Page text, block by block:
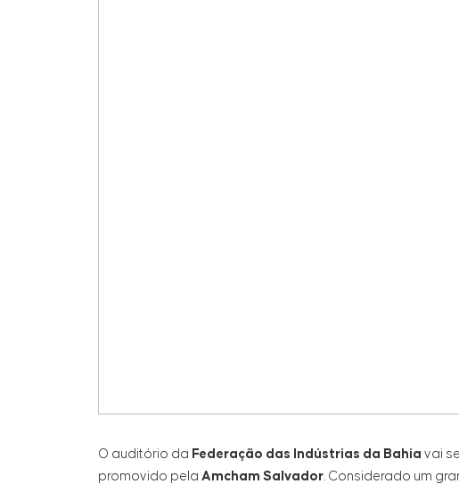
O auditório da Federação das Indústrias da Bahia vai
promovido pela Amcham Salvador . Considerado um